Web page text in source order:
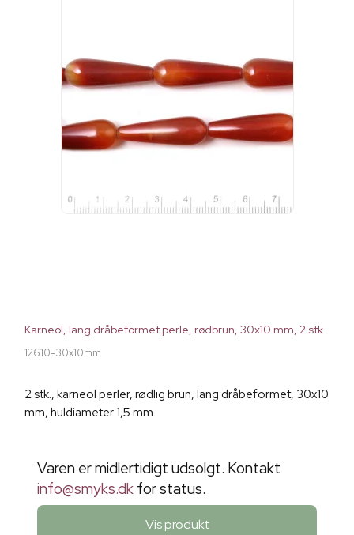
Karneol, lang dråbeformet perle, rødbrun, 30x10 mm, 2 stk
12610-30x10mm
2 stk., karneol perler, rødlig brun, lang dråbeformet, 30x10
mm, huldiameter 1,5 mm.
Varen er midlertidigt udsolgt. Kontakt
info@smyks.dk for status.
Vis produkt